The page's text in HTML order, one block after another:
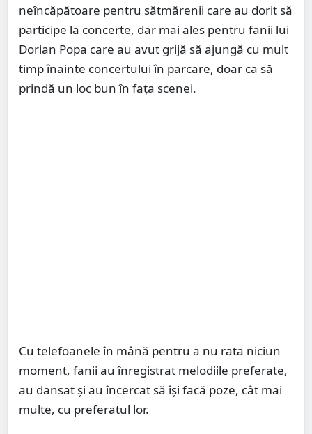
neîncăpătoare pentru sătmărenii care au dorit să
participe la concerte, dar mai ales pentru fanii lui
Dorian Popa care au avut grijă să ajungă cu mult
timp înainte concertului în parcare, doar ca să
prindă un loc bun în fața scenei.
Cu telefoanele în mână pentru a nu rata niciun
moment, fanii au înregistrat melodiile preferate,
au dansat și au încercat să își facă poze, cât mai
multe, cu preferatul lor.